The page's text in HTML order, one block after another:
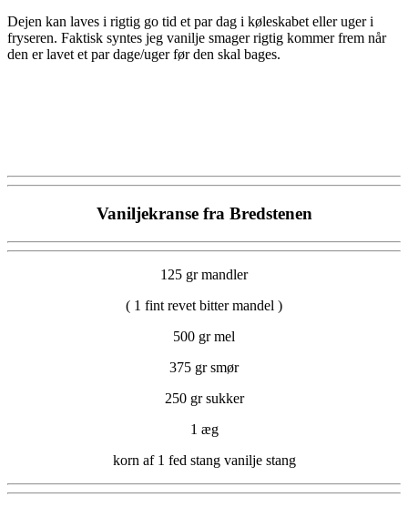
Dejen kan laves i rigtig go tid et par dag i køleskabet eller uger i
fryseren. Faktisk syntes jeg vanilje smager rigtig kommer frem når
den er lavet et par dage/uger før den skal bages.
Vaniljekranse fra Bredstenen
125 gr mandler
( 1 fint revet bitter mandel )
500 gr mel
375 gr smør
250 gr sukker
1 æg
korn af 1 fed stang vanilje stang